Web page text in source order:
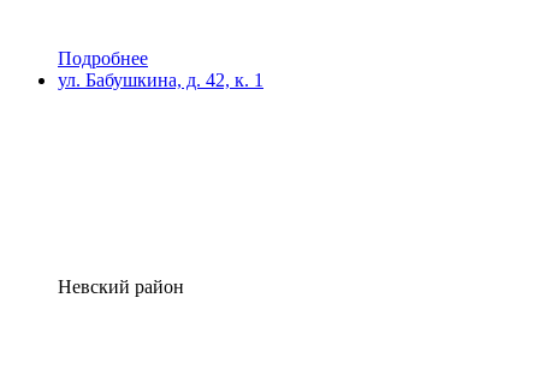
Подробнее
ул. Бабушкина, д. 42, к. 1
Невский район